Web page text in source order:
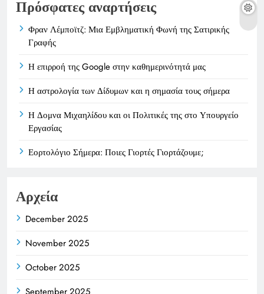
Πρόσφατες αναρτήσεις
Φραν Λέμποϊτζ: Μια Εμβληματική Φωνή της Σατιρικής
Γραφής
Η επιρροή της Google στην καθημερινότητά μας
Η αστρολογία των Δίδυμων και η σημασία τους σήμερα
Η Δομνα Μιχαηλίδου και οι Πολιτικές της στο Υπουργείο
Εργασίας
Εορτολόγιο Σήμερα: Ποιες Γιορτές Γιορτάζουμε;
Αρχεία
December 2025
November 2025
October 2025